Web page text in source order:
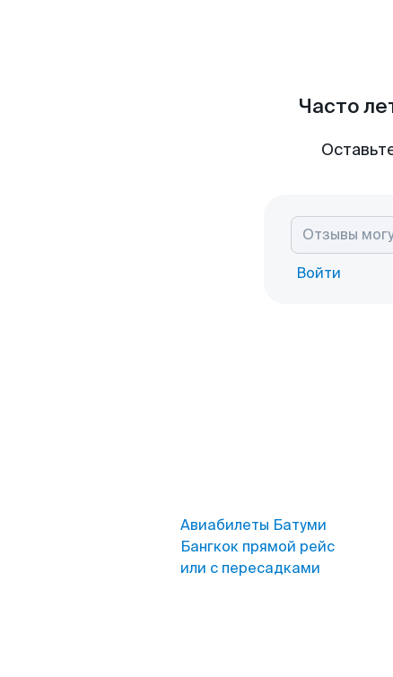
Часто
Войти
Авиабилеты Батуми
Бангкок прямой рейс
или с пересадками